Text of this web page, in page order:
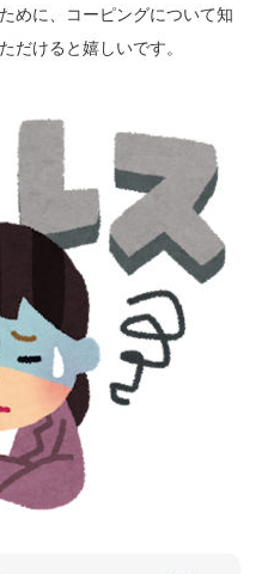
めに、コーピングについて知
だけると嬉しいです。